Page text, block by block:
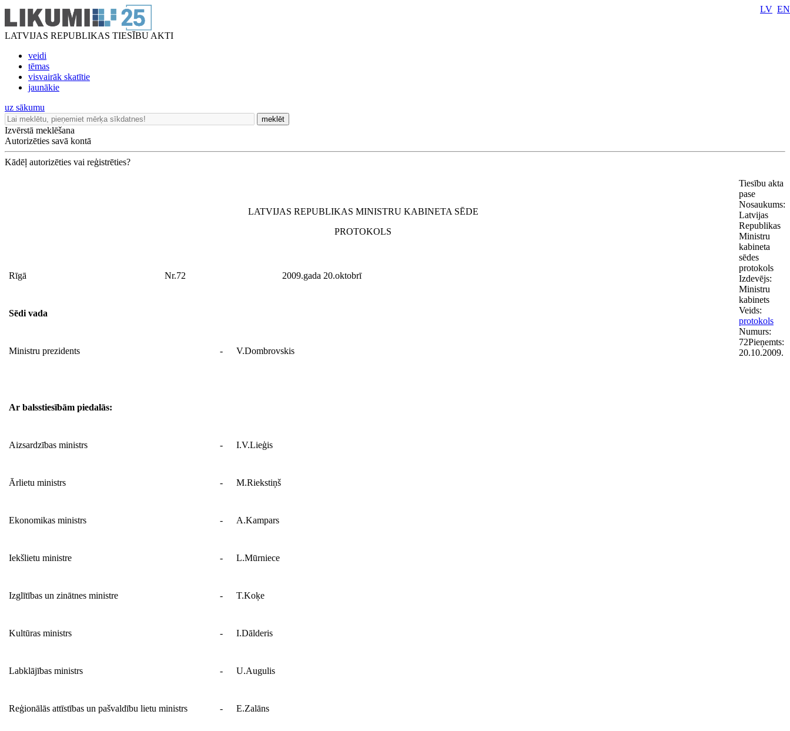
LATVIJAS REPUBLIKAS TIESĪBU AKTI
veidi
tēmas
visvairāk skatītie
jaunākie
LV EN
uz sākumu
meklēt
Izvērstā meklēšana
Autorizēties savā kontā
Kādēļ autorizēties vai reģistrēties?
LATVIJAS REPUBLIKAS MINISTRU KABINETA SĒDE
PROTOKOLS
Rīgā Nr.72 2009.gada 20.oktobrī
Sēdi vada
Ministru prezidents - V.Dombrovskis
Ar balsstiesībām piedalās:
Aizsardzības ministrs - I.V.Lieģis
Ārlietu ministrs - M.Riekstiņš
Ekonomikas ministrs - A.Kampars
Iekšlietu ministre - L.Mūrniece
Izglītības un zinātnes ministre - T.Koķe
Kultūras ministrs - I.Dālderis
Labklājības ministrs - U.Augulis
Reģionālās attīstības un pašvaldību lietu ministrs - E.Zalāns
Tiesību akta
pase
Nosaukums:
Latvijas
Republikas
Ministru
kabineta
sēdes
protokols
Izdevējs:
Ministru
kabinets
Veids:
protokols
Numurs:
72Pieņemts:
20.10.2009.